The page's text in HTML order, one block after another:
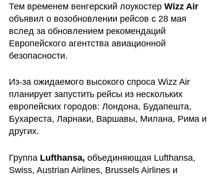
Тем временем венгерский лоукостер Wizz Air
объявил о возобновлении рейсов с 28 мая
вслед за обновлением рекомендаций
Европейского агентства авиационной
безопасности.
Из-за ожидаемого высокого спроса Wizz Air
планирует запустить рейсы из нескольких
европейских городов: Лондона, Будапешта,
Бухареста, Ларнаки, Варшавы, Милана, Рима и
других.
Группа Lufthansa, объединяющая Lufthansa,
Swiss, Austrian Airlines, Brussels Airlines и